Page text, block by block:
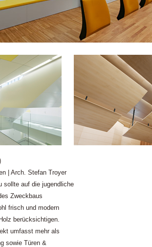
| Arch. Stefan Troyer
sollte auf die jugendliche
Zweckbaus
frisch und modern
berücksichtigen.
umfasst mehr als
sowie Türen &